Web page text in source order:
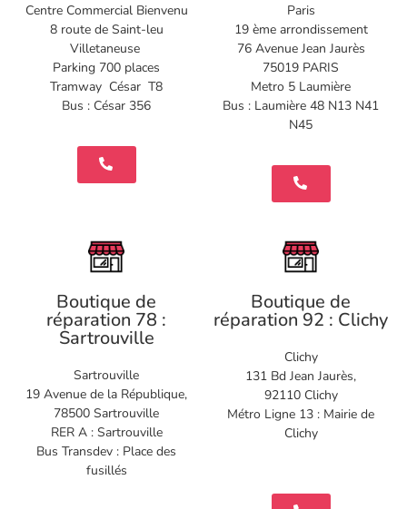
Centre Commercial Bienvenu
8 route de Saint-leu
Villetaneuse
Parking 700 places
Tramway César T8
Bus : César 356
Paris
19 ème arrondissement
76 Avenue Jean Jaurès
75019 PARIS
Metro 5 Laumière
Bus : Laumière 48 N13 N41
N45
Boutique de
réparation 78 :
Sartrouville
Sartrouville
19 Avenue de la République,
78500 Sartrouville
RER A : Sartrouville
Bus Transdev : Place des
fusillés
Boutique de
réparation 92 : Clichy
Clichy
131 Bd Jean Jaurès,
92110 Clichy
Métro Ligne 13 : Mairie de
Clichy